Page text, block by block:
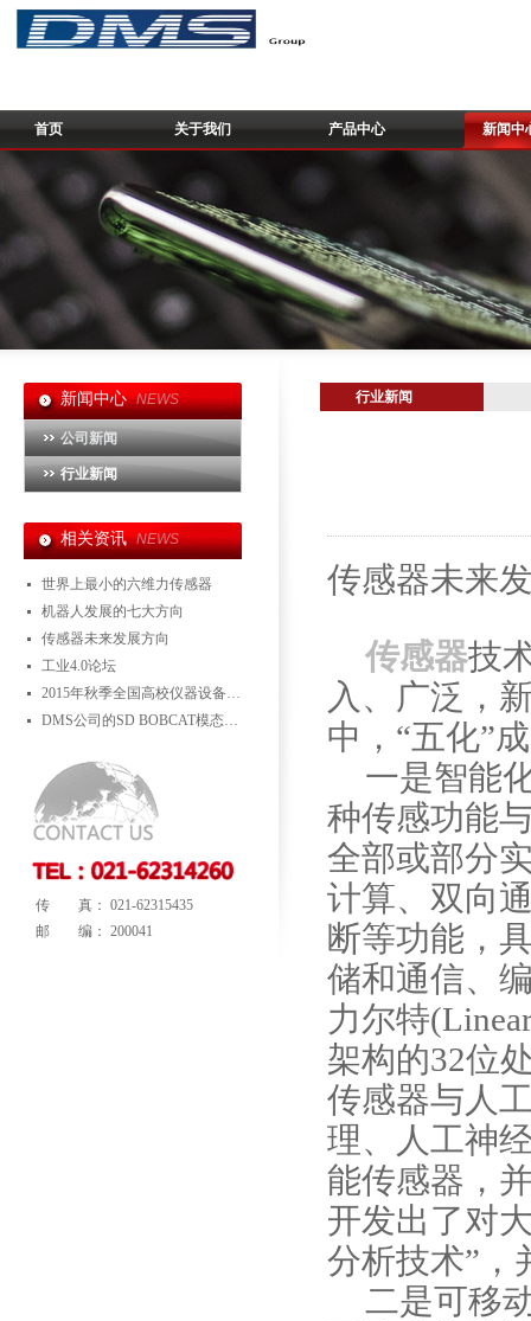
首页 关于我们 产品中心 新闻中
新闻中心 NEWS
公司新闻
行业新闻
相关资讯 NEWS
世界上最小的六维力传感器
机器人发展的七大方向
传感器未来发展方向
工业4.0论坛
2015年秋季全国高校仪器设备展示会
DMS公司的SD BOBCAT模态测试系统在电力行业的应用
传 真： 021-62315435
邮 编： 200041
行业新闻
传感器未来
传感器技
入、广泛，
中，“五化”
一是智能
种传感功能
全部或部分
计算、双向
断等功能，
储和通信、
力尔特
架构的32位
传感器与人
理、人工神
能传感器，
开发出了对
分析技术”，
二是可移